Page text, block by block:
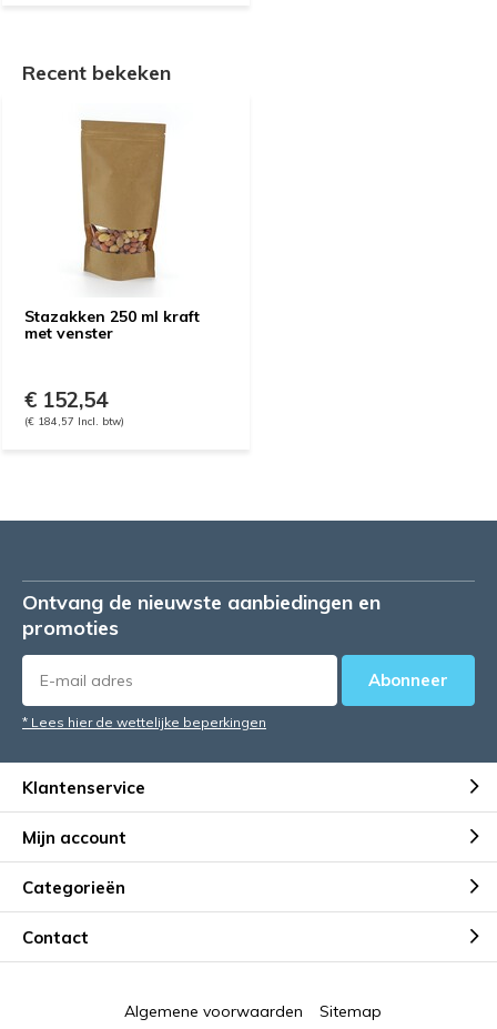
Recent bekeken
Stazakken 250 ml kraft
met venster
€ 152,54
(€ 184,57 Incl. btw)
Ontvang de nieuwste aanbiedingen en
promoties
Abonneer
* Lees hier de wettelijke beperkingen
Klantenservice
Mijn account
Categorieën
Contact
Algemene voorwaarden Sitemap